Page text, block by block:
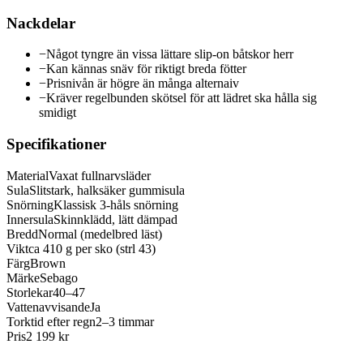
Nackdelar
−Något tyngre än vissa lättare slip-on båtskor herr
−Kan kännas snäv för riktigt breda fötter
−Prisnivån är högre än många alternaiv
−Kräver regelbunden skötsel för att lädret ska hålla sig
smidigt
Specifikationer
MaterialVaxat fullnarvsläder
SulaSlitstark, halksäker gummisula
SnörningKlassisk 3-håls snörning
InnersulaSkinnklädd, lätt dämpad
BreddNormal (medelbred läst)
Viktca 410 g per sko (strl 43)
FärgBrown
MärkeSebago
Storlekar40–47
VattenavvisandeJa
Torktid efter regn2–3 timmar
Pris2 199 kr